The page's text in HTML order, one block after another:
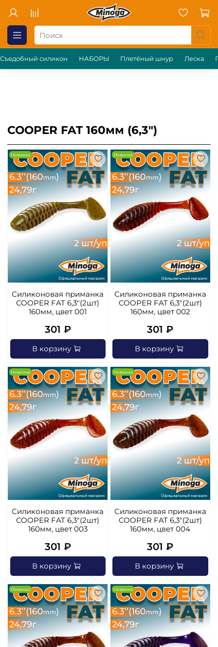
Съедобный силикон НАБОРЫ Плетёный шнур Леска
COOPER FAT 160мм (6,3")
Новинка
Силиконовая приманка
COOPER FAT 6,3"(2шт)
160мм, цвет 001
301 ₽
В корзину
Новинка
Силиконовая приманка
COOPER FAT 6,3"(2шт)
160мм, цвет 002
301 ₽
В корзину
Новинка
Силиконовая приманка
COOPER FAT 6,3"(2шт)
160мм, цвет 003
301 ₽
В корзину
Новинка
Силиконовая приманка
COOPER FAT 6,3"(2шт)
160мм, цвет 004
301 ₽
В корзину
Новинка Новинка